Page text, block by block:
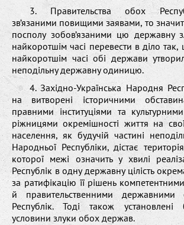
3. Правительства обох
зв’язаними повищими заявами, то
посполу зобов’язаними цю державну
найкоротшім часі перевести в діло
найкоротшім часі обі держави
неподільну державну одиницю.
4. Західно-Українська Народня
на витворені історичними
правними інституціями та
ріжницями окремішності життя на
населення, як будучій частині
Народньої Республіки, дістає
которої межі означить у хвилі
Республік в одну державну цілість
за ратифікацію її рішень
й правительственними
Республік. Тоді також установлені
условини злуки обох держав.